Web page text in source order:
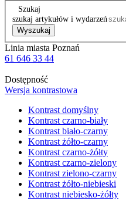
Szukaj
szukaj artykułów i wydarzeń
Wyszukaj
Linia miasta Poznań
61 646 33 44
Dostępność
Wersja kontrastowa
Kontrast domyślny
Kontrast czarno-biały
Kontrast biało-czarny
Kontrast żółto-czarny
Kontrast czarno-żółty
Kontrast czarno-zielony
Kontrast zielono-czarny
Kontrast żółto-niebieski
Kontrast niebiesko-żółty